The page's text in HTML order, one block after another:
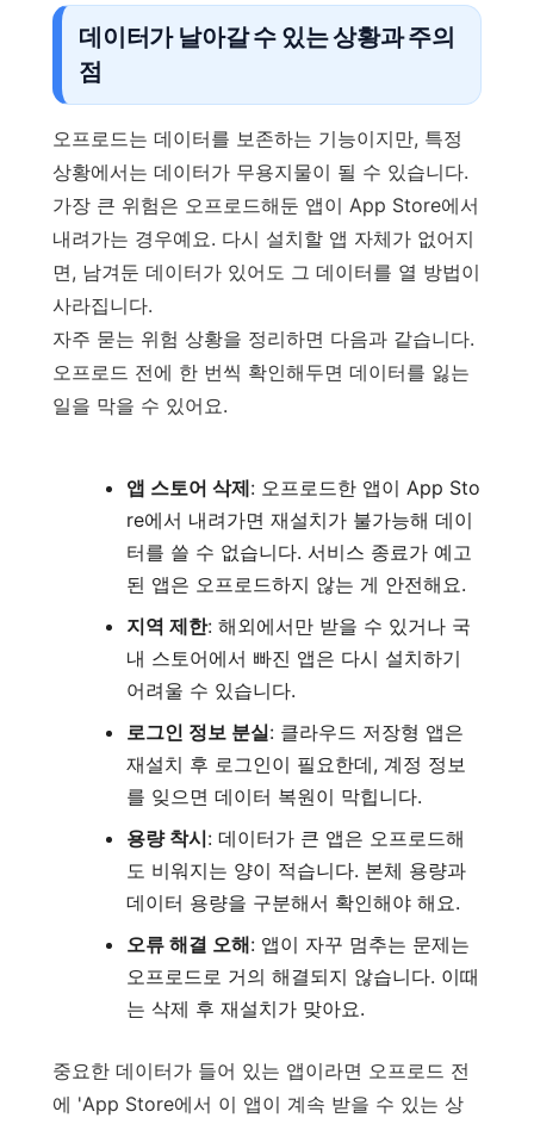
데이터가 날아갈 수 있는 상황과 주의
점
오프로드는 데이터를 보존하는 기능이지만, 특정
상황에서는 데이터가 무용지물이 될 수 있습니다.
가장 큰 위험은 오프로드해둔 앱이 App Store에서
내려가는 경우예요. 다시 설치할 앱 자체가 없어지
면, 남겨둔 데이터가 있어도 그 데이터를 열 방법이
사라집니다.
자주 묻는 위험 상황을 정리하면 다음과 같습니다.
오프로드 전에 한 번씩 확인해두면 데이터를 잃는
일을 막을 수 있어요.
앱 스토어 삭제: 오프로드한 앱이 App Sto
re에서 내려가면 재설치가 불가능해 데이
터를 쓸 수 없습니다. 서비스 종료가 예고
된 앱은 오프로드하지 않는 게 안전해요.
지역 제한: 해외에서만 받을 수 있거나 국
내 스토어에서 빠진 앱은 다시 설치하기
어려울 수 있습니다.
로그인 정보 분실: 클라우드 저장형 앱은
재설치 후 로그인이 필요한데, 계정 정보
를 잊으면 데이터 복원이 막힙니다.
용량 착시: 데이터가 큰 앱은 오프로드해
도 비워지는 양이 적습니다. 본체 용량과
데이터 용량을 구분해서 확인해야 해요.
오류 해결 오해: 앱이 자꾸 멈추는 문제는
오프로드로 거의 해결되지 않습니다. 이때
는 삭제 후 재설치가 맞아요.
중요한 데이터가 들어 있는 앱이라면 오프로드 전
에 'App Store에서 이 앱이 계속 받을 수 있는 상